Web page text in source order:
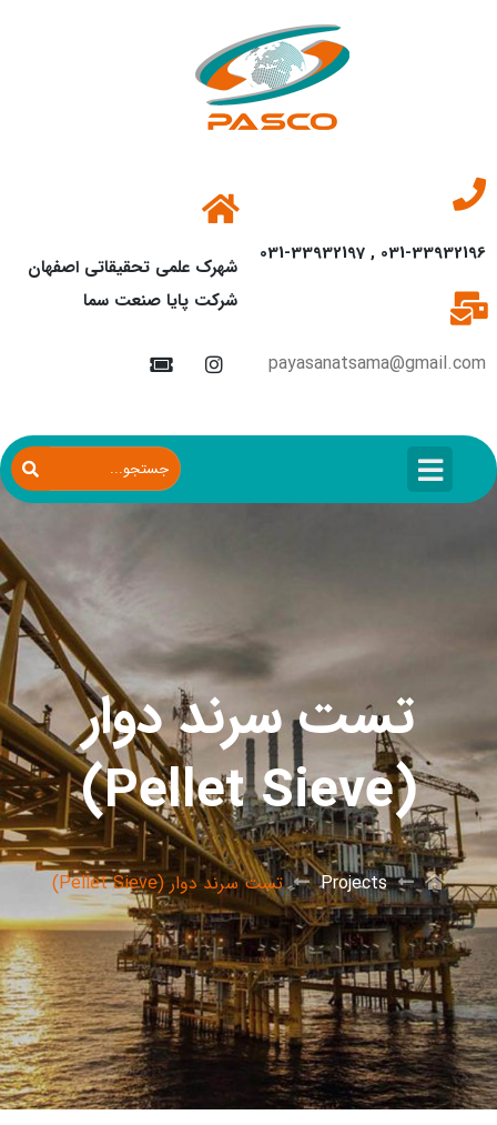
031-33932196 , 031-33932197
payasanatsama@gmail.com
شهرک علمی تحقیقاتی اصفهان
شرکت پایا صنعت سما
تست سرند دوار
(Pellet Sieve)
Projects تست سرند دوار (Pellet Sieve)